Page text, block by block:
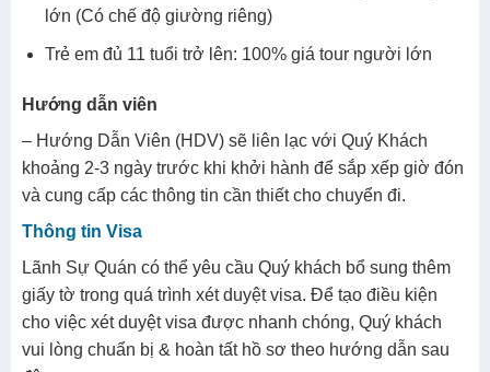
lớn (Có chế độ giường riêng)
Trẻ em đủ 11 tuổi trở lên: 100% giá tour người lớn
Hướng dẫn viên
– Hướng Dẫn Viên (HDV) sẽ liên lạc với Quý Khách
khoảng 2-3 ngày trước khi khởi hành để sắp xếp giờ đón
và cung cấp các thông tin cần thiết cho chuyển đi.
Thông tin Visa
Lãnh Sự Quán có thể yêu cầu Quý khách bổ sung thêm
giấy tờ trong quá trình xét duyệt visa. Để tạo điều kiện
cho việc xét duyệt visa được nhanh chóng, Quý khách
vui lòng chuẩn bị & hoàn tất hồ sơ theo hướng dẫn sau